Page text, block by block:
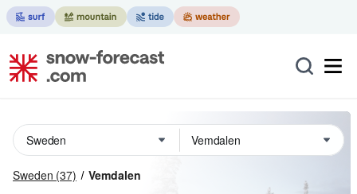
Sweden (37) Vemdalen